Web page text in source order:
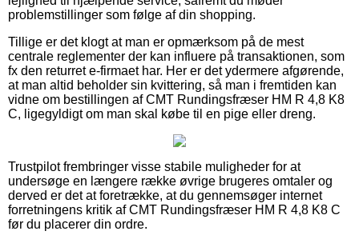
problemstillinger som følge af din shopping.
Tillige er det klogt at man er opmærksom på de mest
centrale reglementer der kan influere på transaktionen, som
fx den returret e-firmaet har. Her er det ydermere afgørende,
at man altid beholder sin kvittering, så man i fremtiden kan
vidne om bestillingen af CMT Rundingsfræser HM R 4,8 K8
C, ligegyldigt om man skal købe til en pige eller dreng.
Trustpilot frembringer visse stabile muligheder for at
undersøge en længere række øvrige brugeres omtaler og
derved er det at foretrække, at du gennemsøger internet
forretningens kritik af CMT Rundingsfræser HM R 4,8 K8 C
før du placerer din ordre.